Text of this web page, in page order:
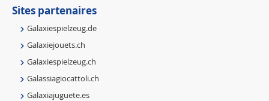
Sites partenaires
Galaxiespielzeug.de
Galaxiejouets.ch
Galaxiespielzeug.ch
Galassiagiocattoli.ch
Galaxiajuguete.es